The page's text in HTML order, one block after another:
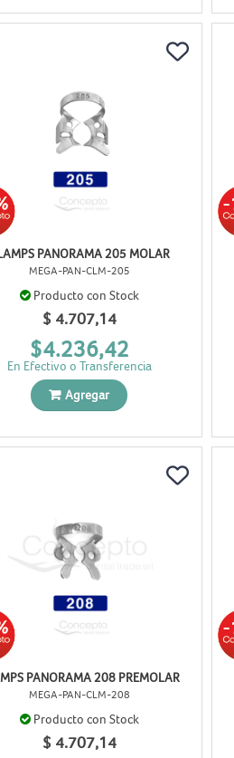
PANORAMA 205 MOLAR
MEGA-PAN-CLM-205
Producto con Stock
$ 4.707,14
En Efectivo o Transferencia
$4.236,42
Agregar
PANORAMA 208 PREMOLAR
MEGA-PAN-CLM-208
Producto con Stock
$ 4.707,14